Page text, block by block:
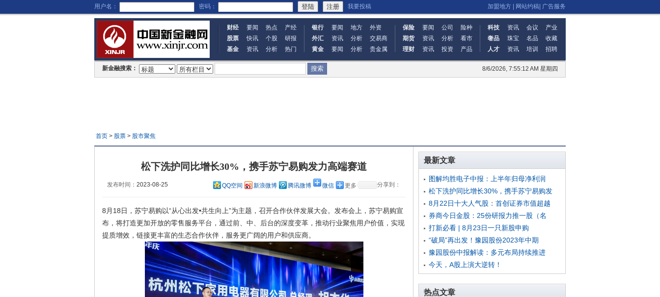
用户名： 密码： 我要投稿 加盟地方 网站约稿 广告服务
财经 要闻 热点
产经
股票
快讯 个股
研报
基金
资讯 分析 热门
银行 要闻 地方
外资
外汇
资讯 分析
交易商
黄金
要闻 分析 贵金属
保险 要闻 公司
险种
期货
资讯 分析
看市
理财
资讯 投资 产品
科技 资讯 会议
产业
奢品
珠宝 名品
收藏
人才
资讯 培训 招聘
8/6/2026, 7:55:12 AM 星期四
新金融搜索：
首页> 股票> 股市聚焦
松下洗护同比增长30%，携手苏宁易购发力高端赛道
发布时间： 2023-08-25 分享到：
QQ空间 新浪微博 腾讯微博 微信 更多
8月18日，苏宁易购以“从心出发•共生向上”为主题，召开合作伙伴发展大会。发布会上，苏宁易购宣
布，将打造更加开放的零售服务平台，通过前、中、后台的深度变革，推动行业聚焦用户价值，实现
提质增效，链接更丰富的生态合作伙伴，服务更广阔的用户和供应商。
最新文章
图解均胜电子中报：上半年归母净利润
松下洗护同比增长30%，携手苏宁易购发
8月22日十大人气股：首创证券市值超越
券商今日金股：25份研报力推一股（名
打新必看 | 8月23日一只新股申购
“破局”再出发！豫园股份2023年中期
豫园股份中报解读：多元布局持续推进
今天，A股上演大逆转！
热点文章